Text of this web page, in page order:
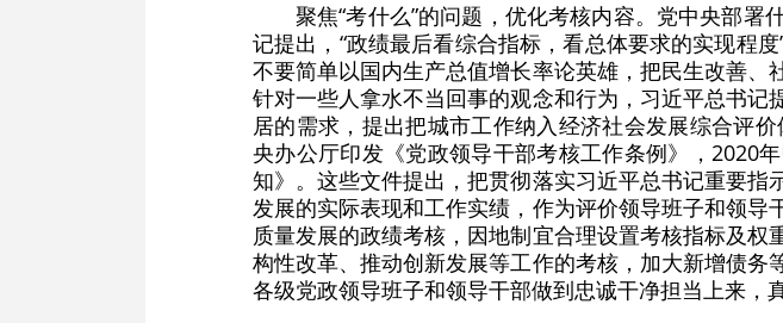
聚焦“考什么”的问题，优化考核内容。党中央部
记提出，“政绩最后看综合指标，看总体要求的实现程
不要简单以国内生产总值增长率论英雄，把民生改善、
针对一些人拿水不当回事的观念和行为，习近平总书
居的需求，提出把城市工作纳入经济社会发展综合评
央办公厅印发《党政领导干部考核工作条例》，2020
知》。这些文件提出，把贯彻落实习近平总书记重要
发展的实际表现和工作实绩，作为评价领导班子和领
质量发展的政绩考核，因地制宜合理设置考核指标及
构性改革、推动创新发展等工作的考核，加大新增债
各级党政领导班子和领导干部做到忠诚干净担当上来，